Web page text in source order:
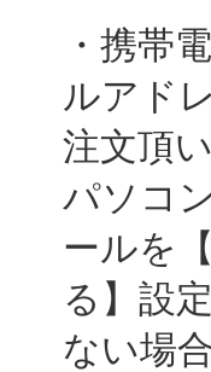
・携帯
ルアド
注文頂
パソコ
ールを
る】設
ない場